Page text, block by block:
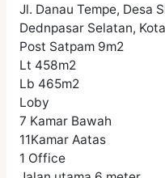
Jl. Danau Tempe, Desa
Dednpasar Selatan,
Post Satpam 9m2
Lt 458m2
Lb 465m2
Loby
7 Kamar Bawah
11Kamar Aatas
1 Office